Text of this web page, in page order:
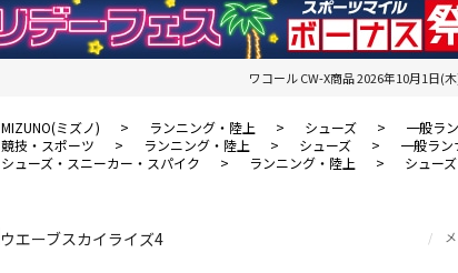
ワコール CW-X商品 2026年10月1日(
MIZUNO(ミズノ) > ランニング・陸上 > シューズ > 一般ラ
競技・スポーツ > ランニング・陸上 > シューズ > 一般ラン
シューズ・スニーカー・スパイク > ランニング・陸上 > シューズ